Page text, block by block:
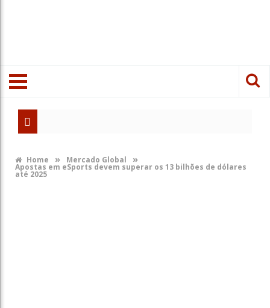
A Lei Felca
Home » Mercado Global »
Apostas em eSports devem superar os 13 bilhões de dólares
até 2025